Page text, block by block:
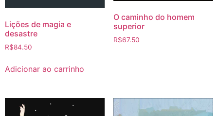
Lições de magia e
desastre
R$84.50
Adicionar ao carrinho
O caminho do homem
superior
R$67.50